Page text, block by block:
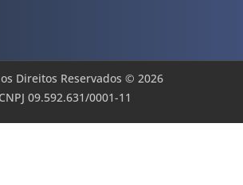
Direitos Reservados © 2026
CNPJ 09.592.631/0001-11